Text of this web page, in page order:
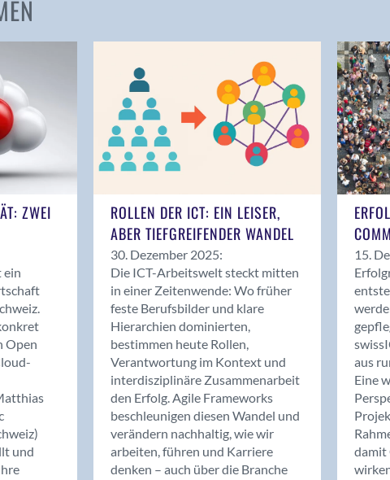
Andelfingen
Balsthal
Balzers
Bassersdorf
Benken (SG)
Bergdietikon
Bern - Liebefeld
ZWEI
ein
Open
und
ROLLEN DER ICT: EIN LEISER,
ABER TIEFGREIFENDER WANDEL
30. Dezember 2025:
Die ICT-Arbeitswelt steckt mitten
in einer Zeitenwende: Wo früher
feste Berufsbilder und klare
Hierarchien dominierten,
bestimmen heute Rollen,
Verantwortung im Kontext und
interdisziplinäre Zusammenarbeit
den Erfolg. Agile Frameworks
beschleunigen diesen Wandel und
verändern nachhaltig, wie wir
arbeiten, führen und Karriere
denken – auch über die Branche
15.
aus
Eine
damit